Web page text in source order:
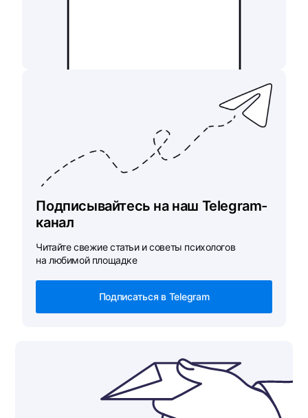
Подписывайтесь на наш Telegram-
канал
Читайте свежие статьи и советы психологов
на любимой площадке
Подписаться в Telegram